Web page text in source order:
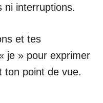
ni interruptions.
et tes
je » pour exprimer
ton point de vue.